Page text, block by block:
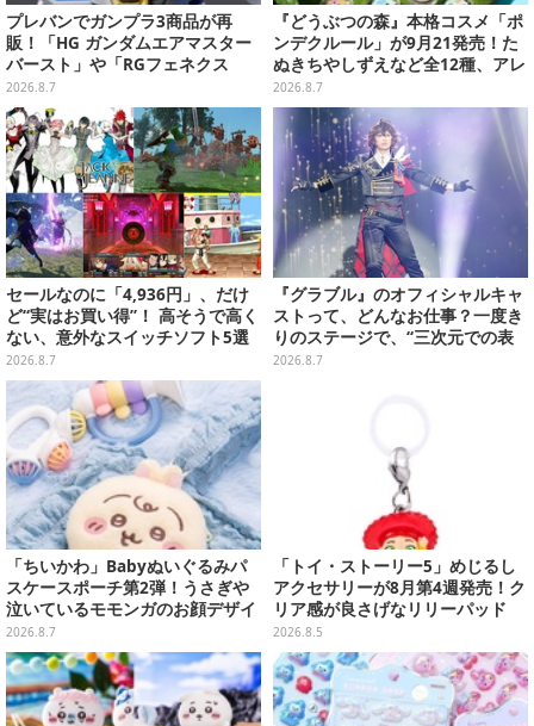
プレバンでガンプラ3商品が再
販！「HG ガンダムエアマスター
バースト」や「RGフェネクス
（ナラティブVer.）」も
2026.8.7
『どうぶつの森』本格コスメ「ポ
ンデクルール」が9月21発売！た
ぬきちやしずえなど全12種、アレ
ンジできるリアクションシールも
付属
2026.8.7
セールなのに「4,936円」、だけ
ど“実はお買い得”！ 高そうで高く
ない、意外なスイッチソフト5選
2026.8.7
『グラブル』のオフィシャルキャ
ストって、どんなお仕事？一度き
りのステージで、“三次元での表
現”に全力を懸けるキャスト陣の
2026.8.7
「ちいかわ」Babyぬいぐるみパ
スケースポーチ第2弾！うさぎや
泣いているモモンガのお顔デザイ
ン全4種が8月下旬プライズ展開
2026.8.7
「トイ・ストーリー5」めじるし
アクセサリーが8月第4週発売！ク
リア感が良さげなリリーパッド
や、ジェシーなど全5種ラインナ
ップ
2026.8.5